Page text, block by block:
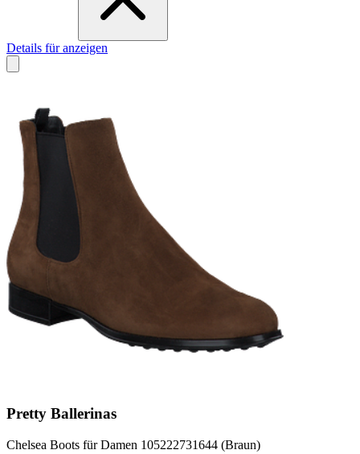
Details für anzeigen
Pretty Ballerinas
Chelsea Boots für Damen 105222731644 (Braun)